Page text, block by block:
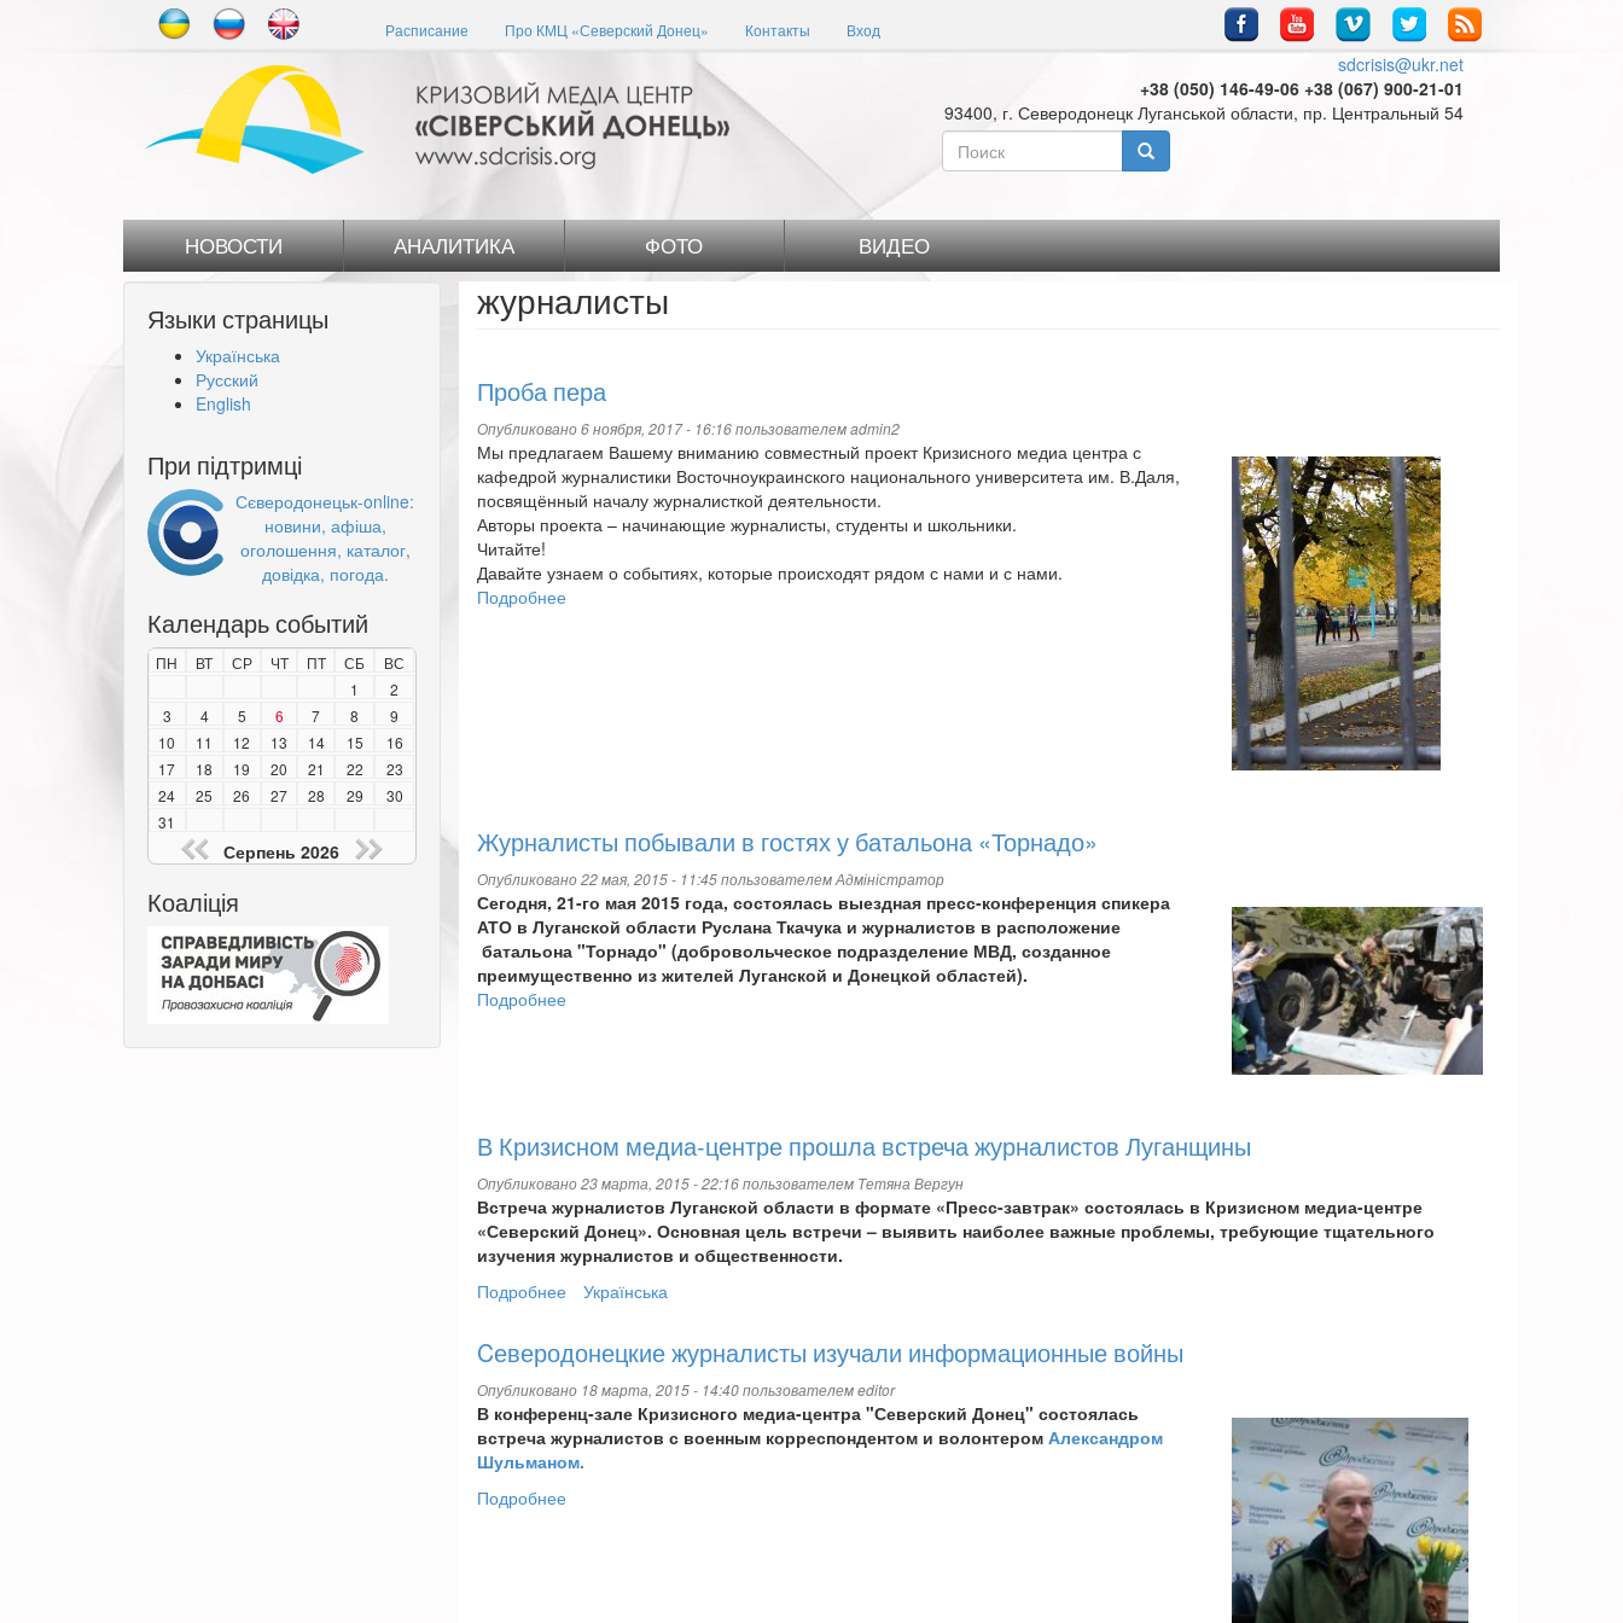
Расписание Про КМЦ «Северский Донец» Контакты Вход
sdcrisis@ukr.net
+38 (050) 146-49-06 +38 (067) 900-21-01
93400, г. Северодонецк Луганськой области, пр. Центральный 54
Форма
поиска
НОВОСТИ АНАЛИТИКА ФОТО ВИДЕО
Языки страницы
Українська
Русский
English
При підтримці
Сєверодонецьк-online:
новини, афіша,
оголошення, каталог,
довідка, погода.
Календарь событий
ПН ВТ СР ЧТ ПТ СБ
ВС
1
2
3
4 5 6 7 8
9
10
11 12 13 14 15
16
17
18 19 20 21 22
23
24
25 26 27 28 29
30
31
Серпень 2026
Коаліція
журналисты
Проба пера
Опубликовано 6 ноября, 2017 - 16:16 пользователемadmin2
Мы предлагаем Вашему вниманию совместный проект Кризисного медиа центра с
кафедрой журналистики Восточноукраинского национального университета им. В.Даля,
посвящённый началу журналисткой деятельности.
Авторы проекта – начинающие журналисты, студенты и школьники.
Читайте!
Давайте узнаем о событиях, которые происходят рядом с нами и с нами.
Подробнее
Журналисты побывали в гостях у батальона «Торнадо»
Опубликовано 22 мая, 2015 - 11:45 пользователемАдміністратор
Сегодня, 21-го мая 2015 года, состоялась выездная пресс-конференция спикера
АТО в Луганской области Руслана Ткачука и журналистов в расположение
батальона "Торнадо" (добровольческое подразделение МВД, созданное
преимущественно из жителей Луганской и Донецкой областей).
Подробнее
батальона
В Кризисном медиа-центре прошла встреча журналистов Луганщины
Опубликовано 23 марта, 2015 - 22:16 пользователем Тетяна Вергун
Встреча журналистов Луганской области в формате «Пресс-завтрак» состоялась в Кризисном медиа-центре
«Северский Донец». Основная цель встречи – выявить наиболее важные проблемы, требующие тщательного
изучения журналистов и общественности.
Подробнее
медиа-
центре
прошла
встреча
журналистов
Українська
Cеверодонецкие журналисты изучали информационные войны
Опубликовано 18 марта, 2015 - 14:40 пользователемeditor
В конференц-зале Кризисного медиа-центра "Северский Донец" состоялась
встреча журналистов с военным корреспондентом и волонтером Александром
Шульманом.
Подробнее